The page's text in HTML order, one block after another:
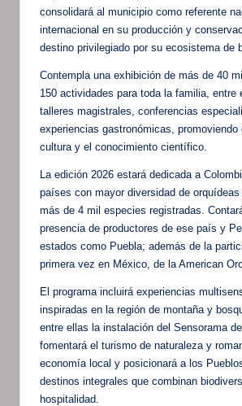
consolidará al municipio como referente
internacional en su producción y
destino privilegiado por su ecosistema de
Contempla una exhibición de más de 40
150 actividades para toda la familia, entre
talleres magistrales, conferencias
experiencias gastronómicas,
cultura y el conocimiento científico.
La edición 2026 estará dedicada a
países con mayor diversidad de
más de 4 mil especies registradas.
presencia de productores de ese país y
estados como Puebla; además de la
primera vez en México, de la American
El programa incluirá experiencias
inspiradas en la región de montaña y
entre ellas la instalación del Sensorama
fomentará el turismo de naturaleza y
economía local y posicionará a los
destinos integrales que combinan
hospitalidad.